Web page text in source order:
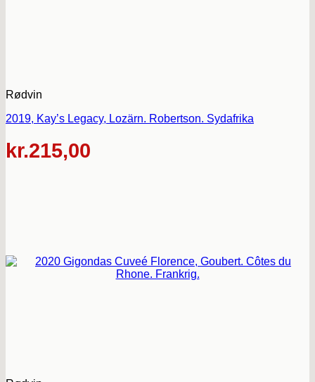
Rødvin
2019, Kay’s Legacy, Lozärn. Robertson. Sydafrika
kr.215,00